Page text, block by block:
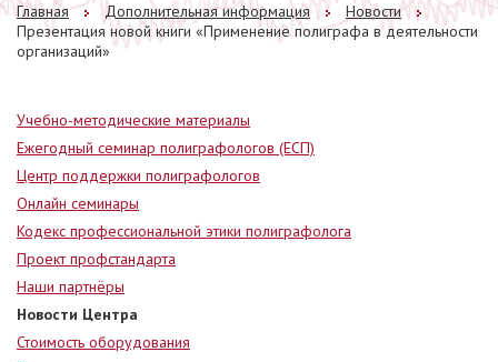
Главная Дополнительная информация
Новости
Презентация новой книги «Применение полиграфа в деятельности
организаций»
Учебно-методические материалы
Ежегодный семинар полиграфологов (ЕСП)
Центр поддержки полиграфологов
Онлайн семинары
Кодекс профессиональной этики полиграфолога
Проект профстандарта
Наши партнёры
Новости Центра
Стоимость оборудования